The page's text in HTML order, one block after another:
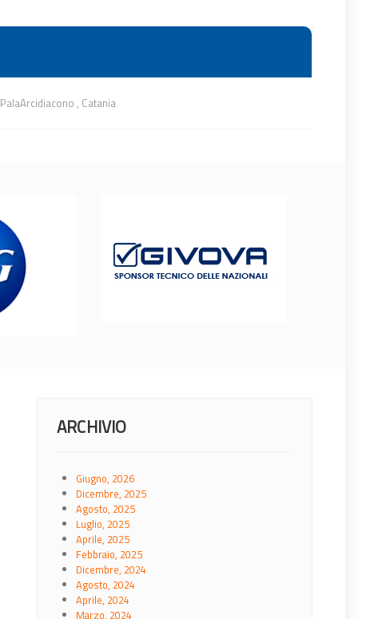
PalaArcidiacono, Catania
ARCHIVIO
Giugno, 2026
Dicembre, 2025
Agosto, 2025
Luglio, 2025
Aprile, 2025
Febbraio, 2025
Dicembre, 2024
Agosto, 2024
Aprile, 2024
Marzo, 2024